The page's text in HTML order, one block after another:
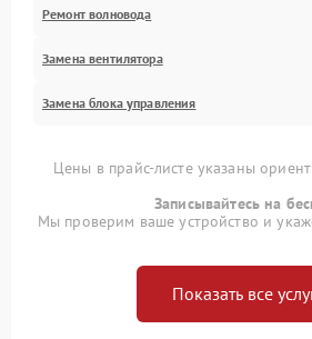
Ремонт волновода
Замена вентилятора
Замена блока управления
Цены в прайс-листе указаны
Записывайтесь на
Мы проверим ваше устройство и
Показать все